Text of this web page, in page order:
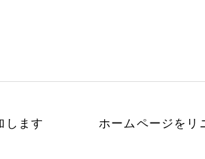
します ホームページをリ